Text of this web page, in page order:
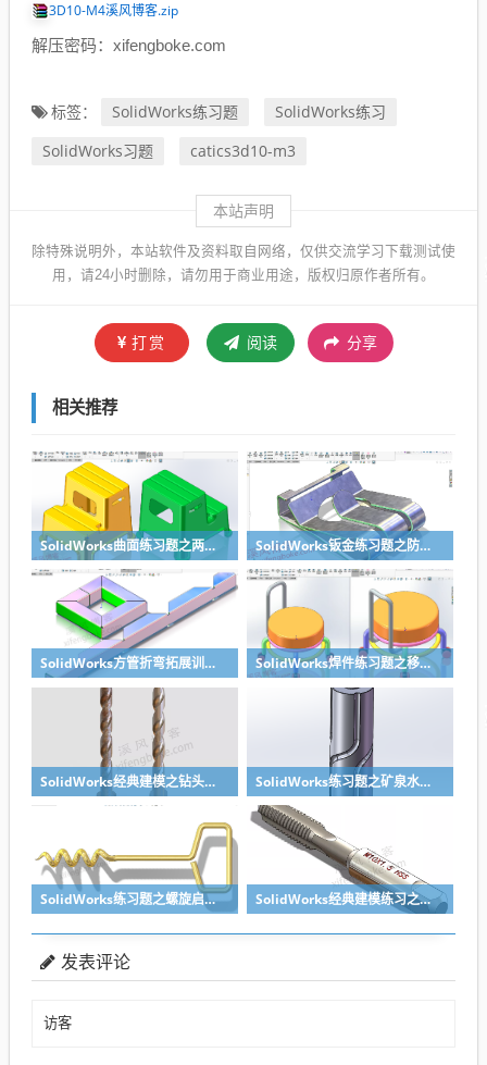
3D10-M4溪风博客.zip
解压密码：xifengboke.com
标签： SolidWorks练习题
SolidWorks练习
SolidWorks习题
catics3d10-m3
本站声明
除特殊说明外，本站软件及资料取自网络，仅供交流学习下载测试使
用，请24小时删除，请勿用于商业用途，版权归原作者所有。
打赏 阅读 分享
相关推荐
SolidWorks曲面练习题之两步踢凳建模，看似曲面实则特征 SolidWorks钣金练习题之防松档卡建模，钣金命令综合练习
SolidWorks方管折弯拓展训练，你会了吗？ SolidWorks焊件练习题之移动小矮凳，思路对了就不难
SolidWorks经典建模之钻头刀具的绘制，螺纹收尾是关键技巧 SolidWorks练习题之矿泉水瓶的绘制，难度不大主要是顶部螺纹的处理
SolidWorks练习题之螺旋启瓶器，螺旋头是关键 SolidWorks经典建模练习之丝锥攻丝钻头的绘制，常规命令练习
发表评论